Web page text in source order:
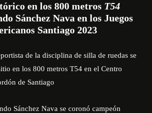
en los 800 metros T54
Sánchez Nava en los Juegos
Santiago 2023
de la disciplina de silla de ruedas se
en los 800 metros T54 en el Centro
de Santiago
Sánchez Nava se coronó campeón